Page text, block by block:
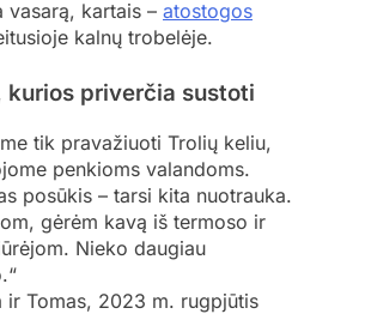
vasarą, kartais – atostogos
kalnų trobelėje.
kurios priverčia sustoti
tik pravažiuoti Trolių keliu,
penkioms valandoms.
posūkis – tarsi kita nuotrauka.
gėrėm kavą iš termoso ir
Nieko daugiau
ir Tomas, 2023 m. rugpjūtis